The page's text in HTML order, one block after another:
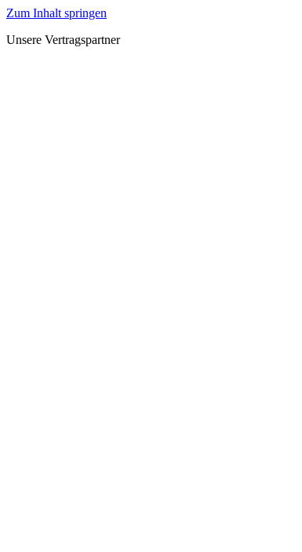
Zum Inhalt springen
Unsere Vertragspartner